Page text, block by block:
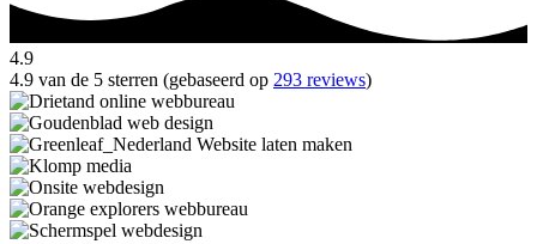
4.9
4.9 van de 5 sterren (gebaseerd op 293 reviews)